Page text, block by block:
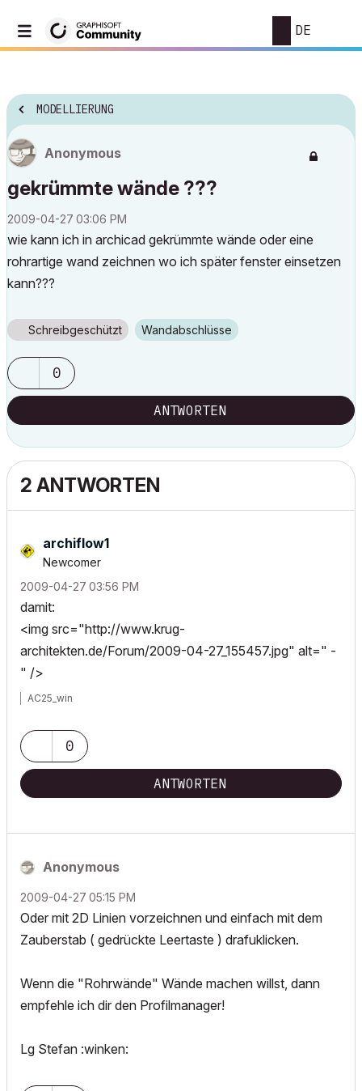
DE
MODELLIERUNG
Anonymous
gekrümmte wände ???
‎2009-04-27 03:06 PM
wie kann ich in archicad gekrümmte wände oder eine
rohrartige wand zeichnen wo ich später fenster einsetzen
kann???
Schreibgeschützt Wandabschlüsse
0
ANTWORTEN
2 ANTWORTEN
archiflow1
Newcomer
‎2009-04-27 03:56 PM
damit:
<img src="http://www.krug-
architekten.de/Forum/2009-04-27_155457.jpg" alt=" -
" />
AC25_win
0
ANTWORTEN
Anonymous
‎2009-04-27 05:15 PM
Oder mit 2D Linien vorzeichnen und einfach mit dem
Zauberstab ( gedrückte Leertaste ) drafuklicken.
Wenn die "Rohrwände" Wände machen willst, dann
empfehle ich dir den Profilmanager!
Lg Stefan :winken: